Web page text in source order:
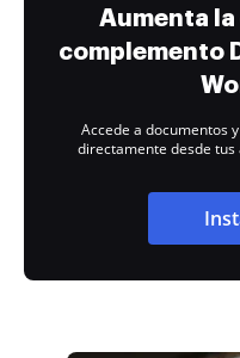
Aumenta la
complemento
Accede a documentos
directamente desde tus